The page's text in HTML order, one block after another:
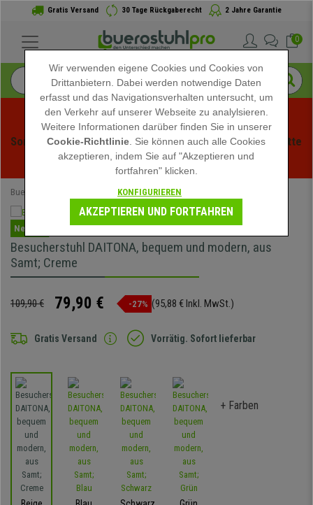
Gratis Versand 30 Tage Rückgaberecht 2 Jahre Garantie
0
Sommerschlussverauf bei buerstuhlpro! Exklusive Rabatte
für kurze Zeit - Aktion ansehen -
Buerostuhlpro Besucherstühle
Neuheit
Besucherstuhl DAITONA, bequem und modern, aus
Samt; Creme
109,90 € 79,90 € -27% (95,88 € Inkl. MwSt.)
Gratis Versand Vorrätig. Sofort lieferbar
+ Farben
Wir verwenden eigene Cookies und Cookies von
Drittanbietern. Dabei werden notwendige Daten
erfasst und das Navigationsverhalten untersucht, um
den Verkehr auf unserer Webseite zu analylsieren.
Weitere Informationen darüber finden Sie in unserer
Cookie-Richtlinie . Sie können auch alle Cookies
akzeptieren, indem Sie auf "Akzeptieren und
fortfahren" klicken.
KONFIGURIEREN
AKZEPTIEREN UND FORTFAHREN